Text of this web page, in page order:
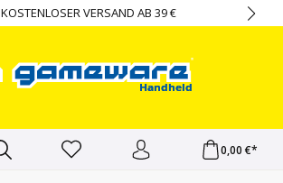
KOSTENLOSER VERSAND AB 39 €
0,00 €*